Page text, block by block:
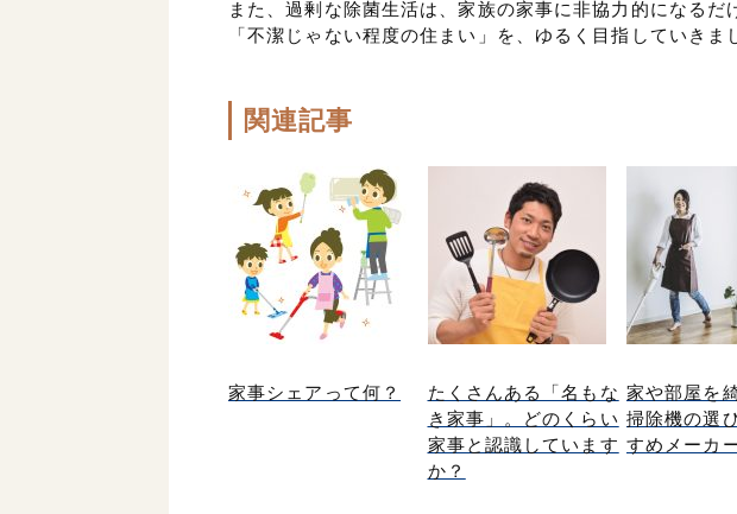
また、過剰な除菌生活は、家族の家事に非協力的になるだ
「不潔じゃない程度の住まい」を、ゆるく目指していきま
関連記事
家事シェアって何？
たくさんある「名もな
き家事」。どのくらい
家事と認識しています
か？
家や部屋を
掃除機の選
すめメーカ